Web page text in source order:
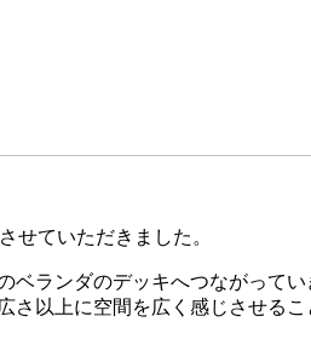
せていただきました。
ベランダのデッキへつながってい
以上に空間を広く感じさせるこ